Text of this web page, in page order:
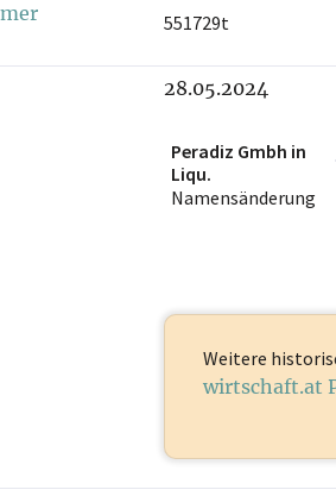
551729t
28.05.2024
Peradiz Gmbh in
Liqu.
Namensänderung
Weitere
wirtschaft.at